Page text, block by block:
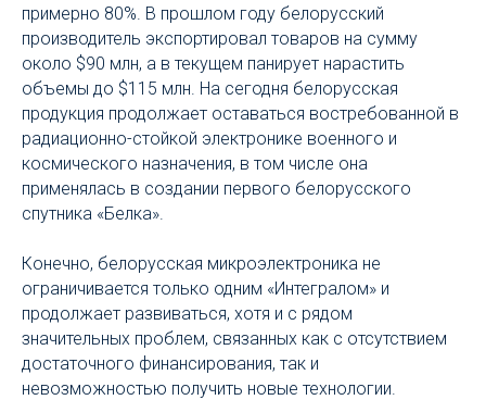
примерно 80%. В прошлом году белорусский
производитель экспортировал товаров на сумму
около $90 млн, а в текущем панирует нарастить
объемы до $115 млн. На сегодня белорусская
продукция продолжает оставаться востребованной в
радиационно-стойкой электронике военного и
космического назначения, в том числе она
применялась в создании первого белорусского
спутника «Белка».
Конечно, белорусская микроэлектроника не
ограничивается только одним «Интегралом» и
продолжает развиваться, хотя и с рядом
значительных проблем, связанных как с отсутствием
достаточного финансирования, так и
невозможностью получить новые технологии.